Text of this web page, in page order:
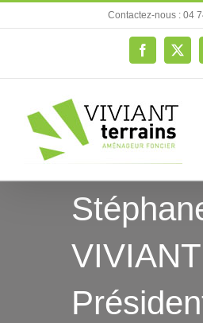
au
Contactez-nous : 04
Facebook
X
VIVIANT